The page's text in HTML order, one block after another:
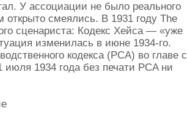
У ассоциации не было реального
смеялись. В 1931 году The
сценариста: Кодекс Хейса — «уже
изменилась в июне 1934-го.
кодекса (PCA) во главе с
1934 года без печати PCA ни